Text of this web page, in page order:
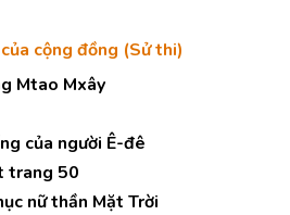
cộng đồng (Sử thi)
Mtao Mxây
của người Ê-đê
trang 50
nữ thần Mặt Trời